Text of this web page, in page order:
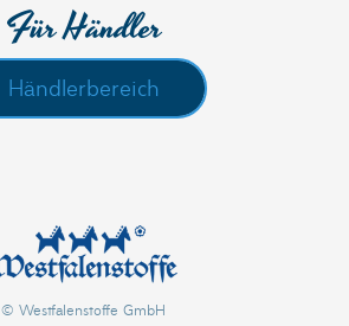
Für Händler
Händlerbereich
© Westfalenstoffe GmbH